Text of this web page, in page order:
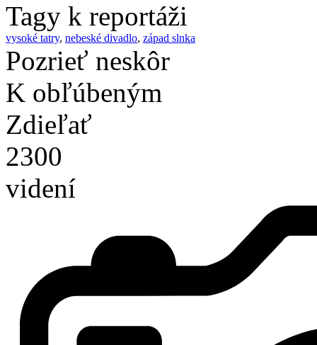
Tagy k reportáži
vysoké tatry, nebeské divadlo, západ slnka
Pozrieť neskôr
K obľúbeným
Zdieľať
2300
videní